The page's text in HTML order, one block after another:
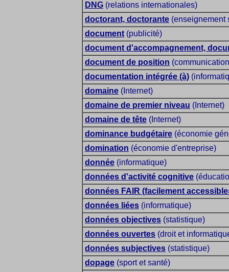
DNG (relations internationales)
doctorant, doctorante (enseignement
document (publicité)
document d'accompagnement,
document de position
documentation intégrée (à)
domaine (Internet)
domaine de premier niveau (Internet)
domaine de tête (Internet)
dominance budgétaire (économie
domination (économie d'entreprise)
donnée (informatique)
données d'activité cognitive
données FAIR (facilement
données liées (informatique)
données objectives (statistique)
données ouvertes (droit et
données subjectives (statistique)
dopage (sport et santé)